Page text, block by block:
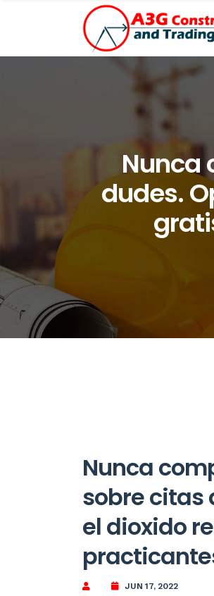
Nunca
dudes.
Nunca
sobre citas
el dioxido
JUN 17, 2022